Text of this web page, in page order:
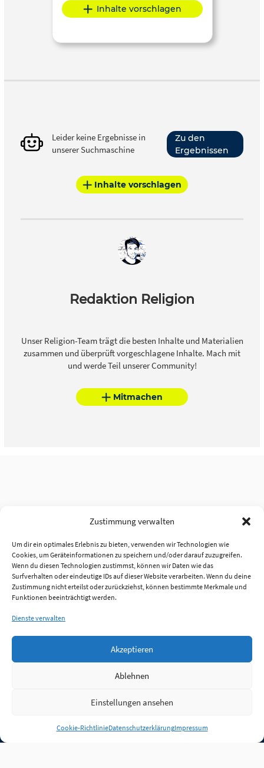
Zustimmung verwalten
Um dir ein optimales Erlebnis zu bieten, verwenden wir Technologien wie
Cookies, um Geräteinformationen zu speichern und/oder darauf zuzugreifen.
Wenn du diesen Technologien zustimmst, können wir Daten wie das
Surfverhalten oder eindeutige IDs auf dieser Website verarbeiten. Wenn du deine
Zustimmung nicht erteilst oder zurückziehst, können bestimmte Merkmale und
Funktionen beeinträchtigt werden.
Dienste verwalten
Akzeptieren
Ablehnen
Einstellungen ansehen
Cookie-RichtlinieDatenschutzerklärungImpressum
Inhalte vorschlagen
Leider keine Ergebnisse in
unserer Suchmaschine
Zu den
Ergebnissen
Inhalte vorschlagen
Redaktion Religion
Unser Religion-Team trägt die besten Inhalte und Materialien
zusammen und überprüft vorgeschlagene Inhalte. Mach mit
und werde Teil unserer Community!
Mitmachen
Anmelden
Jobs Partner FAQ Quellen